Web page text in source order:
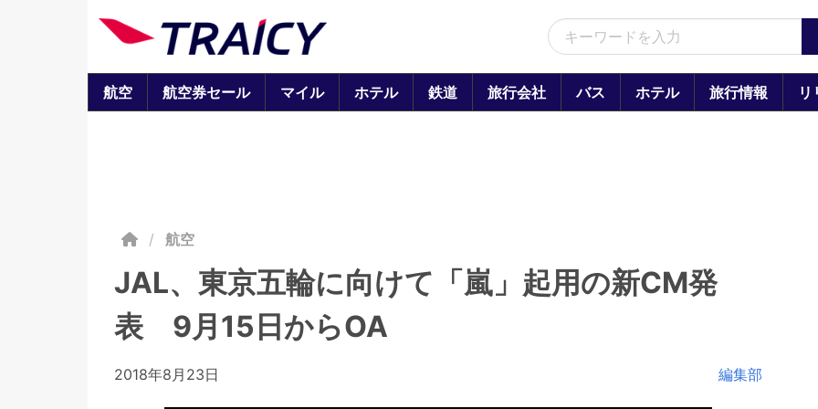
航空 航空券セール マイル ホテル 鉄道 旅行会社 バス ホテル 旅行情報 リ
/ 航空
JAL、東京五輪に向けて「嵐」起用の新CM発
表 9月15日からOA
2018年8月23日 編集部